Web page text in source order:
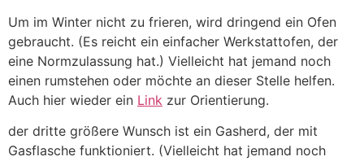
Um im Winter nicht zu frieren, wird dringend ein Ofen
gebraucht. (Es reicht ein einfacher Werkstattofen, der
eine Normzulassung hat.) Vielleicht hat jemand noch
einen rumstehen oder möchte an dieser Stelle helfen.
Auch hier wieder ein Link zur Orientierung.
der dritte größere Wunsch ist ein Gasherd, der mit
Gasflasche funktioniert. (Vielleicht hat jemand noch